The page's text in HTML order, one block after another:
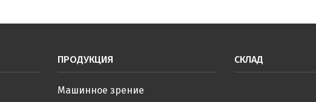
ПРОДУКЦИЯ
Машинное зрение
СКЛАД